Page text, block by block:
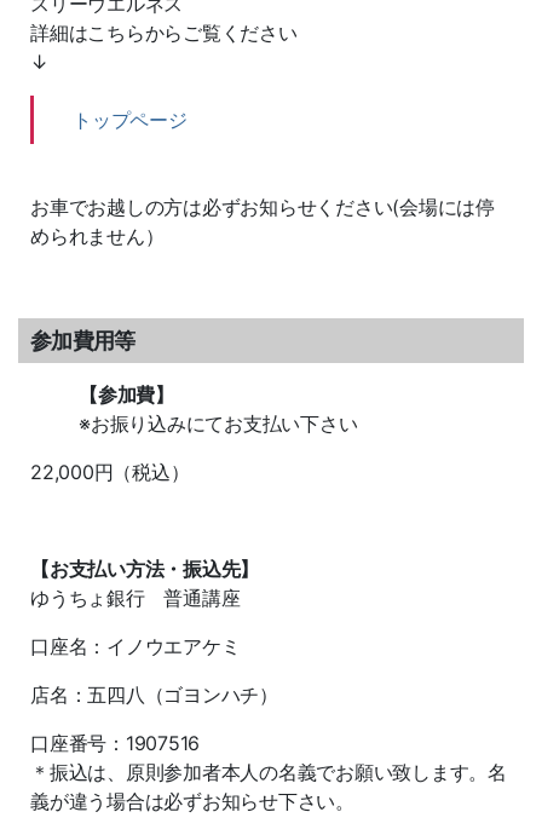
詳細はこちらからご覧ください
↓
トップページ
お車でお越しの方は必ずお知らせください(会場には停
められません）
参加費用等
【参加費】
※お振り込みにてお支払い下さい
22,000円（税込）
【お支払い方法・振込先】
ゆうちょ銀行 普通講座
口座名：イノウエアケミ
店名：五四八（ゴヨンハチ）
口座番号：1907516
＊振込は、原則参加者本人の名義でお願い致します。名
義が違う場合は必ずお知らせ下さい。